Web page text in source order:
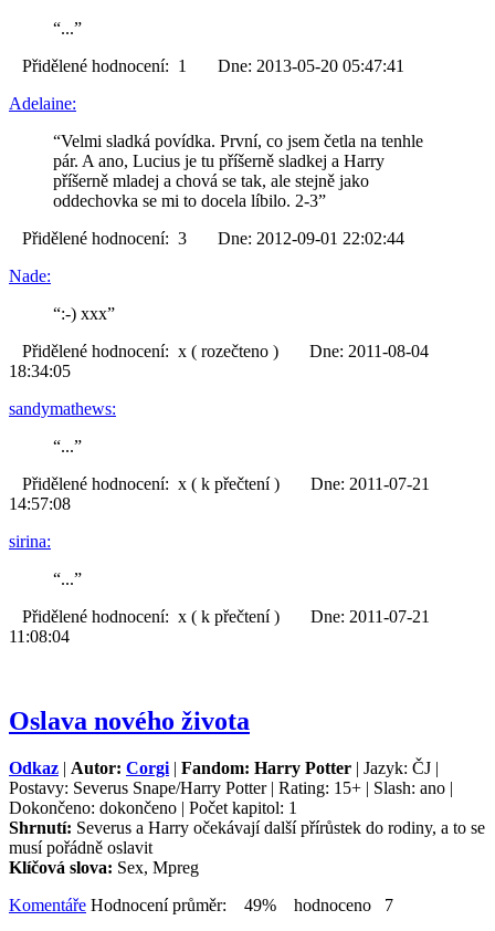
“...”
Přidělené hodnocení: 1 Dne: 2013-05-20 05:47:41
Adelaine:
“Velmi sladká povídka. První, co jsem četla na tenhle
pár. A ano, Lucius je tu příšerně sladkej a Harry
příšerně mladej a chová se tak, ale stejně jako
oddechovka se mi to docela líbilo. 2-3”
Přidělené hodnocení: 3 Dne: 2012-09-01 22:02:44
Nade:
“:-) xxx”
Přidělené hodnocení: x ( rozečteno ) Dne: 2011-08-04
18:34:05
sandymathews:
“...”
Přidělené hodnocení: x ( k přečtení ) Dne: 2011-07-21
14:57:08
sirina:
“...”
Přidělené hodnocení: x ( k přečtení ) Dne: 2011-07-21
11:08:04
Oslava nového života
Odkaz | Autor: Corgi | Fandom: Harry Potter | Jazyk: ČJ |
Postavy: Severus Snape/Harry Potter | Rating: 15+ | Slash: ano |
Dokončeno: dokončeno | Počet kapitol: 1
Shrnutí: Severus a Harry očekávají další přírůstek do rodiny, a to se
musí pořádně oslavit
Klíčová slova: Sex, Mpreg
Komentáře Hodnocení průměr: 49% hodnoceno 7